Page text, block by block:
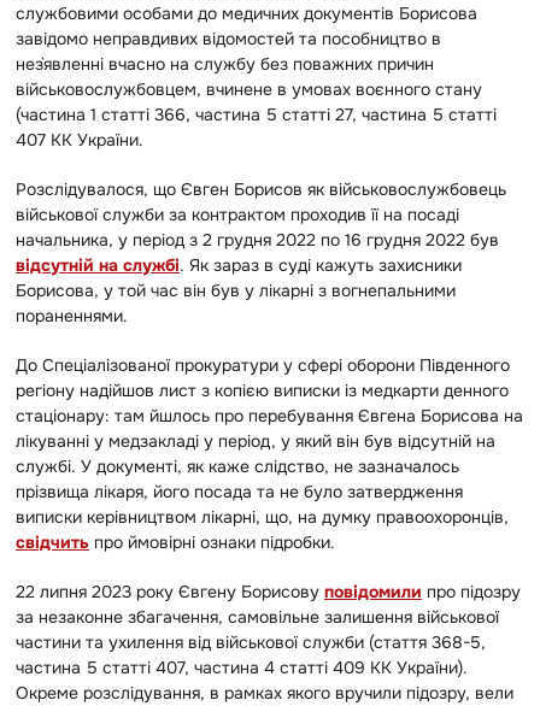
службовими особами до медичних документів Борисова
завідомо неправдивих відомостей та пособництво в
нез`явленні вчасно на службу без поважних причин
військовослужбовцем, вчинене в умовах воєнного стану
(частина 1 статті 366, частина 5 статті 27, частина 5 статті
407 КК України.
Розслідувалося, що Євген Борисов як військовослужбовець
військової служби за контрактом проходив її на посаді
начальника, у період з 2 грудня 2022 по 16 грудня 2022 був
відсутній на службі. Як зараз в суді кажуть захисники
Борисова, у той час він був у лікарні з вогнепальними
пораненнями.
До Спеціалізованої прокуратури у сфері оборони Південного
регіону надійшов лист з копією виписки із медкарти денного
стаціонару: там йшлось про перебування Євгена Борисова на
лікуванні у медзакладі у період, у який він був відсутній на
службі. У документі, як каже слідство, не зазначалось
прізвища лікаря, його посада та не було затвердження
виписки керівництвом лікарні, що, на думку правоохоронців,
свідчить про ймовірні ознаки підробки.
22 липня 2023 року Євгену Борисову повідомили про підозру
за незаконне збагачення, самовільне залишення військової
частини та ухилення від військової служби (стаття 368-5,
частина 5 статті 407, частина 4 статті 409 КК України).
Окреме розслідування, в рамках якого вручили підозру, вели